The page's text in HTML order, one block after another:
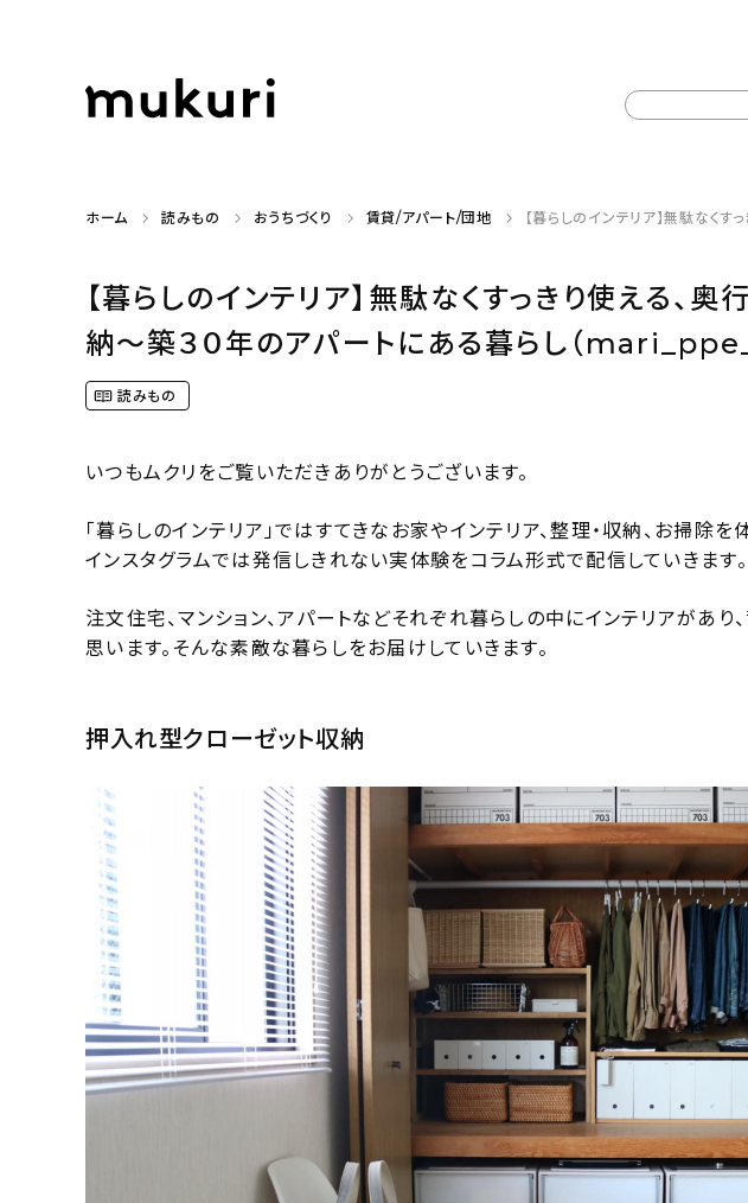
カテゴリー
ホーム 読みもの おうちづくり 賃貸/アパート/団地 【暮らしのインテリア】無駄なく
【暮らしのインテリア】無駄なくすっきり使える、
納〜築３０年のアパートにある暮らし（mari_ppe_
読みもの
いつもムクリをご覧いただきありがとうございます。
「暮らしのインテリア」ではすてきなお家やインテリア、整理・収納、お掃除
インスタグラムでは発信しきれない実体験をコラム形式で配信していきます。
注文住宅、マンション、アパートなどそれぞれ暮らしの中にインテリアがあ
思います。そんな素敵な暮らしをお届けしていきます。
押入れ型クローゼット収納